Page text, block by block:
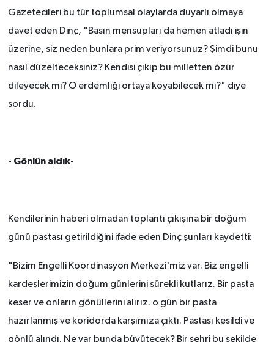
Gazetecileri bu tür toplumsal olaylarda duyarlı olmaya
davet eden Dinç, "Basın mensupları da hemen atladı işin
üzerine, siz neden bunlara prim veriyorsunuz? Şimdi bunu
nasıl düzelteceksiniz? Kendisi çıkıp bu milletten özür
dileyecek mi? O erdemliği ortaya koyabilecek mi?" diye
sordu.
- Gönlün aldık-
Kendilerinin haberi olmadan toplantı çıkışına bir doğum
günü pastası getirildiğini ifade eden Dinç şunları kaydetti:
"Bizim Engelli Koordinasyon Merkezi'miz var. Biz engelli
kardeşlerimizin doğum günlerini sürekli kutlarız. Bir pasta
keser ve onların gönüllerini alırız. o gün bir pasta
hazırlanmış ve koridorda karşımıza çıktı. Pastası kesildi ve
gönlü alındı. Ne var bunda büyütecek? Bir şehri bu şekilde